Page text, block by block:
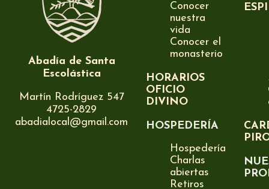
Abadía de Santa
Escolástica
Martín Rodríguez 547
4725-2829
abadialocal@gmail.com
Conocer
nuestra
vida
Conocer el
monasterio
HORARIOS
OFICIO
DIVINO
HOSPEDERÍA
Hospedería
Charlas
abiertas
Retiros